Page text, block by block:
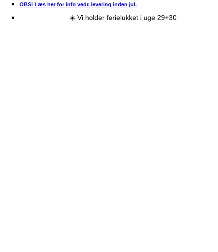
OBS! Læs her for info vedr. levering inden jul.
☀️ Vi holder ferielukket i uge 29+30